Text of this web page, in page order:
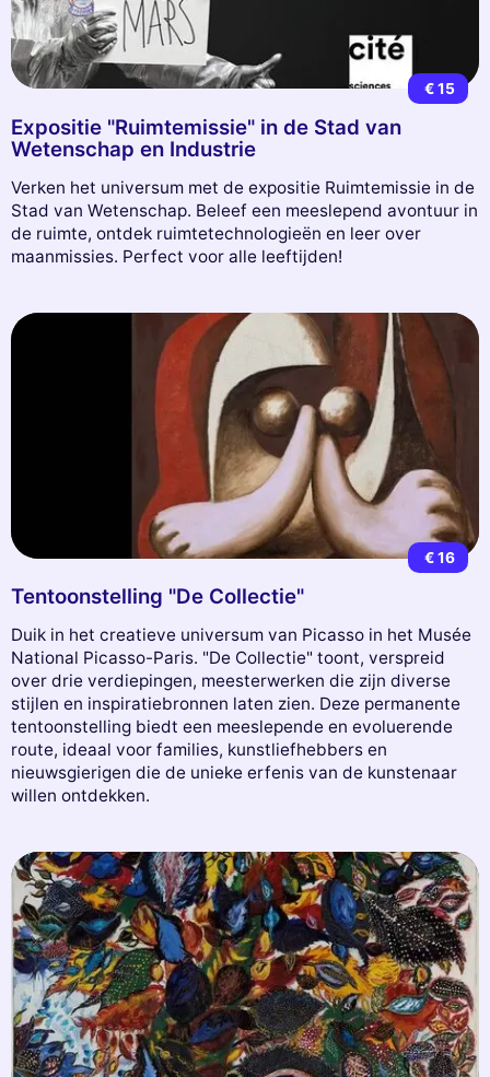
€ 15
Expositie "Ruimtemissie" in de Stad van
Wetenschap en Industrie
Verken het universum met de expositie Ruimtemissie in de
Stad van Wetenschap. Beleef een meeslepend avontuur in
de ruimte, ontdek ruimtetechnologieën en leer over
maanmissies. Perfect voor alle leeftijden!
€ 16
Tentoonstelling "De Collectie"
Duik in het creatieve universum van Picasso in het Musée
National Picasso-Paris. "De Collectie" toont, verspreid
over drie verdiepingen, meesterwerken die zijn diverse
stijlen en inspiratiebronnen laten zien. Deze permanente
tentoonstelling biedt een meeslepende en evoluerende
route, ideaal voor families, kunstliefhebbers en
nieuwsgierigen die de unieke erfenis van de kunstenaar
willen ontdekken.